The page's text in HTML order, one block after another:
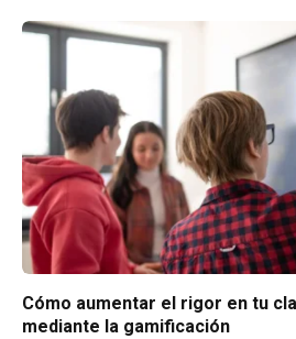
Cómo aumentar el rigor en tu
mediante la gamificación